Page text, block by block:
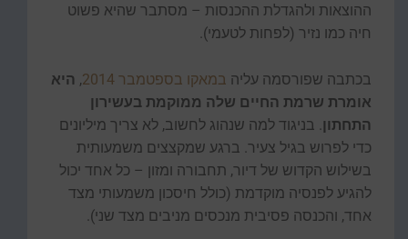
ההוצאות ולהגדלת ההכנסות – מסתבר שהיא פשוט
חיה כמו נזיר (לפחות לטעמי).
בכתבה שפורסמה עליה במאקו בספטמבר 2014 , היא
אומרת שרמת החיים שלה ממוקמת בעשירון
התחתון. בניגוד למה שנהוג לחשוב, לא צריך מיליונים
כדי לפרוש בגיל צעיר. ברגע שמקצצים משמעותית
בשילוש הקדוש של דיור, תחבורה ומזון – כל אחד יכול
להגיע לפנסיה מוקדמת (כולל חיסכון משמעותי מצד
אחד, והכנסה פסיבית מנכסים מניבים מצד שני).